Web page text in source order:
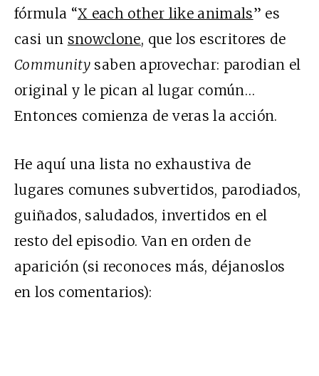
fórmula “X each other like animals” es
casi un snowclone, que los escritores de
Community saben aprovechar: parodian el
original y le pican al lugar común…
Entonces comienza de veras la acción.
He aquí una lista no exhaustiva de
lugares comunes subvertidos, parodiados,
guiñados, saludados, invertidos en el
resto del episodio. Van en orden de
aparición (si reconoces más, déjanoslos
en los comentarios):